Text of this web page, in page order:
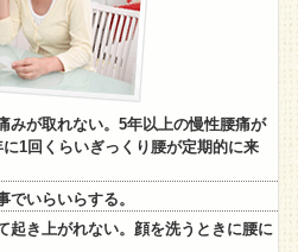
みが取れない。5年以上の慢性腰痛が
1回くらいぎっくり腰が定期的に来
いらいらする。
起き上がれない。顔を洗うときに腰に